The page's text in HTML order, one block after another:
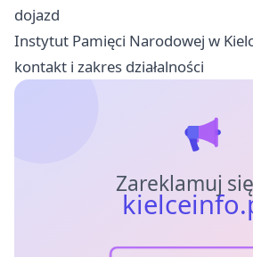
dojazd
Instytut Pamięci Narodowej w
kontakt i zakres działalności
Zareklamuj